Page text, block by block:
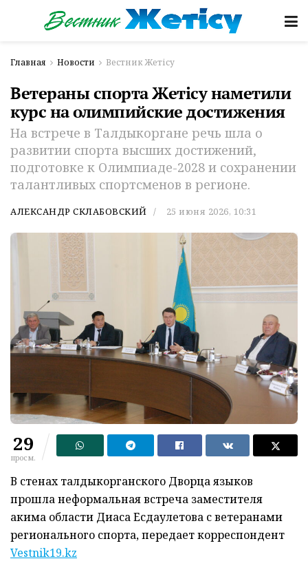
Главная Новости Вестник Жетісу
Ветераны спорта Жетісу наметили
курс на олимпийские достижения
На встрече в Талдыкоргане речь шла о
развитии спорта высших достижений,
подготовке к Олимпиаде-2028 и сохранении
талантливых спортсменов в регионе.
АЛЕКСАНДР СКЛАБОВСКИЙ 25 июня 2026, 10:31
29
просм.
В стенах талдыкорганского Дворца языков
прошла неформальная встреча заместителя
акима области Диаса Есдаулетова с ветеранами
регионального спорта, передает корреспондент
Vestnik19.kz